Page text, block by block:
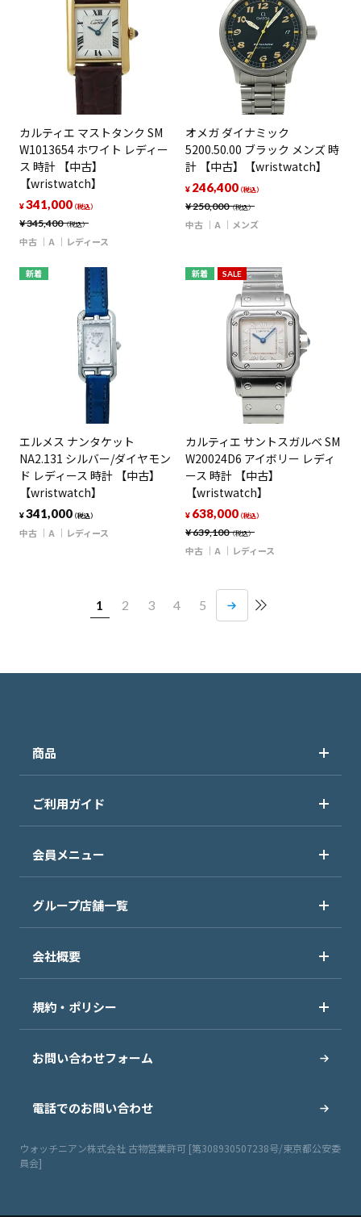
カルティエ マストタンク SM
W1013654 ホワイト レディー
ス 時計 【中古】
【wristwatch】
¥345,400（税込）
¥341,000（税込）
中古 A レディース
オメガ ダイナミック
5200.50.00 ブラック メンズ 時
計 【中古】【wristwatch】
¥250,000（税込）
¥ 246,400（税込）
中古 A メンズ
新着
エルメス ナンタケット
NA2.131 シルバー/ダイヤモン
ド レディース 時計 【中古】
【wristwatch】
¥341,000（税込）
中古 A レディース
新着 SALE
カルティエ サントスガルベ SM
W20024D6 アイボリー レディ
ース 時計 【中古】
【wristwatch】
¥639,100（税込）
¥ 638,000（税込）
中古 A レディース
1 2 3 4 5
商品
ご利用ガイド
会員メニュー
グループ店舗一覧
会社概要
規約・ポリシー
お問い合わせフォーム
電話でのお問い合わせ
ウォッチニアン株式会社 古物営業許可 [第308930507238号/東京都公安委
員会]